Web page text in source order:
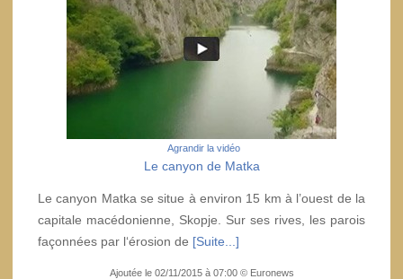
Agrandir la vidéo
Le canyon de Matka
Le canyon Matka se situe à environ 15 km à l’ouest de la
capitale macédonienne, Skopje. Sur ses rives, les parois
façonnées par l‘érosion de [Suite...]
Ajoutée le 02/11/2015 à 07:00 © Euronews